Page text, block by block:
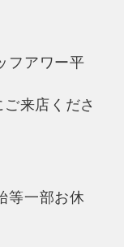
フアワー平
来店くださ
等一部お休